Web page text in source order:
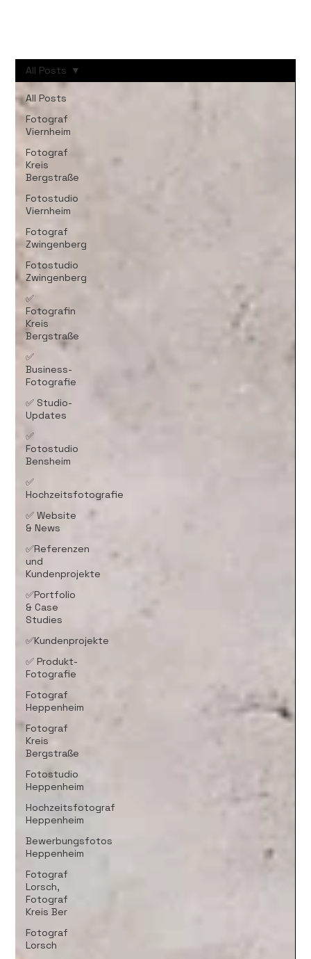
All Posts
Fotograf
Viernheim
Fotograf
Kreis
Bergstraße
Fotostudio
Viernheim
Fotograf
Zwingenberg
Fotostudio
Zwingenberg
✅
Fotografin
Kreis
Bergstraße
✅
Business-
Fotografie
✅ Studio-
Updates
✅
Fotostudio
Bensheim
✅
Hochzeitsfotografie
✅ Website
& News
✅Referenzen
und
Kundenprojekte
✅Portfolio
& Case
Studies
✅Kundenprojekte
✅ Produkt-
Fotografie
Fotograf
Heppenheim
Fotograf
Kreis
Bergstraße
Fotostudio
Heppenheim
Hochzeitsfotograf
Heppenheim
Bewerbungsfotos
Heppenheim
Fotograf
Lorsch,
Fotograf
Kreis Ber
Fotograf
Lorsch
All Posts